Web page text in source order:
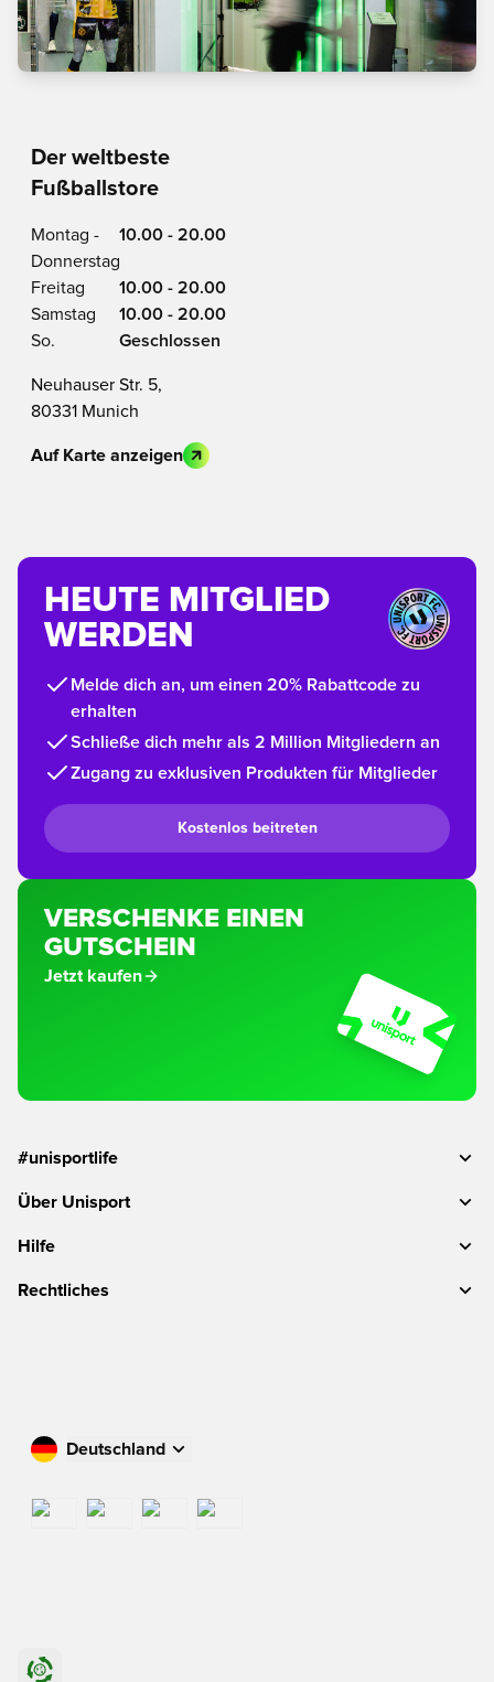
Der weltbeste
Fußballstore
Montag -
Donnerstag
10.00 - 20.00
Freitag
10.00 - 20.00
Samstag
10.00 - 20.00
So.
Geschlossen
Neuhauser Str. 5,
80331 Munich
Auf Karte anzeigen
HEUTE MITGLIED
WERDEN
Melde dich an, um einen 20% Rabattcode zu
erhalten
Schließe dich mehr als 2 Million Mitgliedern an
Zugang zu exklusiven Produkten für Mitglieder
Kostenlos beitreten
VERSCHENKE EINEN
GUTSCHEIN
Jetzt kaufen
#unisportlife
Über Unisport
Hilfe
Rechtliches
Deutschland
International